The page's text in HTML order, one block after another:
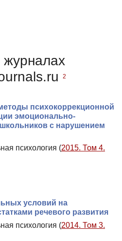
журналах
2
психокоррекционной
эмоционально-
с нарушением
психология (2015. Том 4.
условий на
речевого развития
психология (2014. Том 3.